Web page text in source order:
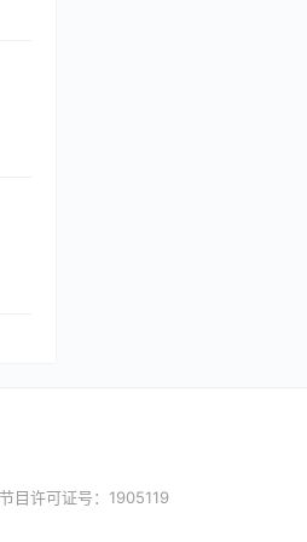
目许可证号：1905119